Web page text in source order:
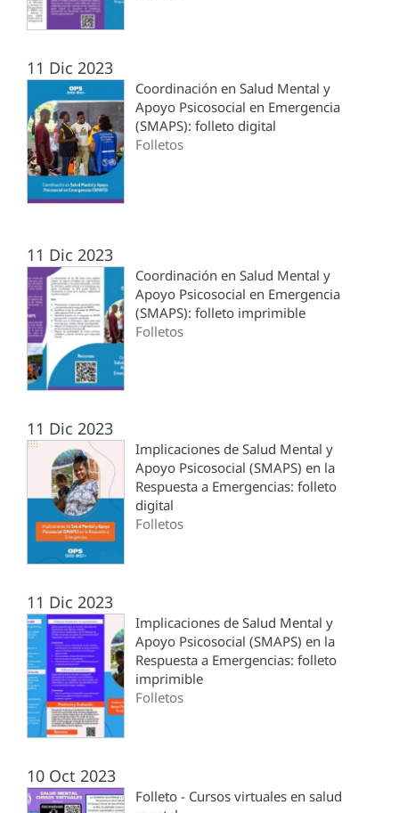
11 Dic 2023
Coordinación en Salud Mental y
Apoyo Psicosocial en Emergencia
(SMAPS): folleto digital
Folletos
11 Dic 2023
Coordinación en Salud Mental y
Apoyo Psicosocial en Emergencia
(SMAPS): folleto imprimible
Folletos
11 Dic 2023
Implicaciones de Salud Mental y
Apoyo Psicosocial (SMAPS) en la
Respuesta a Emergencias: folleto
digital
Folletos
11 Dic 2023
Implicaciones de Salud Mental y
Apoyo Psicosocial (SMAPS) en la
Respuesta a Emergencias: folleto
imprimible
Folletos
10 Oct 2023
Folleto - Cursos virtuales en salud